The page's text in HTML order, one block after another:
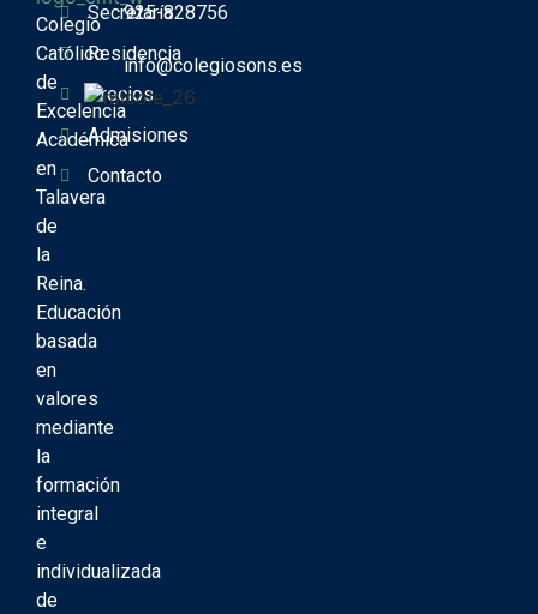
Colegio
Católico
de
Excelencia
Académica
en
Talavera
de
la
Reina.
Educación
basada
en
valores
mediante
la
formación
integral
e
individualizada
de
Secretaría
Residencia
Precios
Admisiones
Contacto
925-828756
info@colegiosons.es